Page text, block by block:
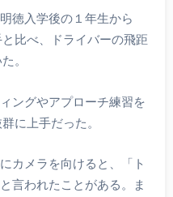
徳入学後の１年生から
比べ、ドライバーの飛距
。
ングやアプローチ練習を
に上手だった。
カメラを向けると、「ト
言われたことがある。ま